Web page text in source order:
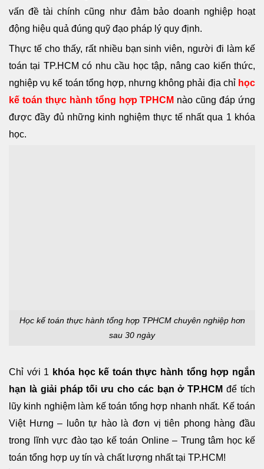
vấn đề tài chính cũng như đảm bảo doanh nghiệp hoạt
động hiệu quả đúng quỹ đạo pháp lý quy định.
Thực tế cho thấy, rất nhiều bạn sinh viên, người đi làm kế
toán tại TP.HCM có nhu cầu học tập, nâng cao kiến thức,
nghiệp vụ kế toán tổng hợp, nhưng không phải địa chỉ học
kế toán thực hành tổng hợp TPHCM nào cũng đáp ứng
được đầy đủ những kinh nghiệm thực tế nhất qua 1 khóa
học.
Học kế toán thực hành tổng hợp TPHCM chuyên nghiệp hơn
sau 30 ngày
Chỉ với 1 khóa học kế toán thực hành tổng hợp ngắn
hạn là giải pháp tối ưu cho các bạn ở TP.HCM để tích
lũy kinh nghiệm làm kế toán tổng hợp nhanh nhất. Kế toán
Việt Hưng – luôn tự hào là đơn vị tiên phong hàng đầu
trong lĩnh vực đào tạo kế toán Online – Trung tâm học kế
toán tổng hợp uy tín và chất lượng nhất tại TP.HCM!